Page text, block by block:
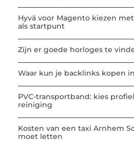
Hyvä voor Magento kiezen
als startpunt
Zijn er goede horloges te
Waar kun je backlinks kopen
PVC-transportband: kies
reiniging
Kosten van een taxi Arnhem
moet letten